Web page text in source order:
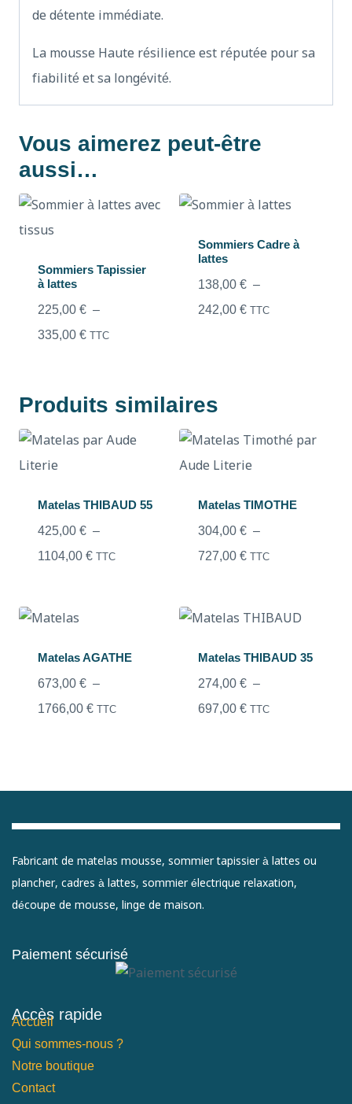
de détente immédiate.
La mousse Haute résilience est réputée pour sa
fiabilité et sa longévité.
Vous aimerez peut-être
aussi…
Sommiers Tapissier
à lattes
225,00 € –
335,00 € TTC
Sommiers Cadre à
lattes
138,00 € –
242,00 € TTC
Produits similaires
Matelas THIBAUD 55
425,00 € –
1104,00 € TTC
Matelas TIMOTHE
304,00 € –
727,00 € TTC
Matelas AGATHE
673,00 € –
1766,00 € TTC
Matelas THIBAUD 35
274,00 € –
697,00 € TTC
Fabricant de matelas mousse, sommier tapissier à lattes ou
plancher, cadres à lattes, sommier électrique relaxation,
découpe de mousse, linge de maison.
Paiement sécurisé
Accès rapide
Accueil
Qui sommes-nous ?
Notre boutique
Contact